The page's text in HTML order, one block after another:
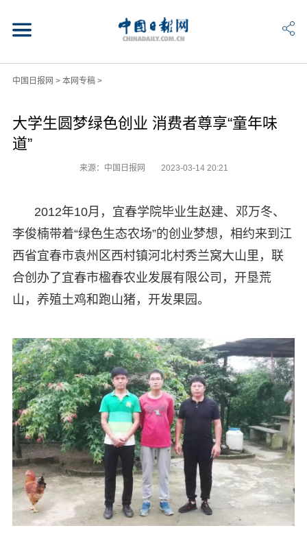
中国日报网 > 本网专稿>
大学生圆梦绿色创业 消费者尊享“童年味
道”
来源：中国日报网 2023-03-14 20:21
2012年10月，宜春学院毕业生赵建、邓万冬、
李俊楠带着“绿色生态农场”的创业梦想，相约来到江
西省宜春市袁州区西村镇河北村秀兰窝大山里，联
合创办了宜春市楹春农业发展有限公司，开垦荒
山，养殖土鸡和跑山猪，开发果园。